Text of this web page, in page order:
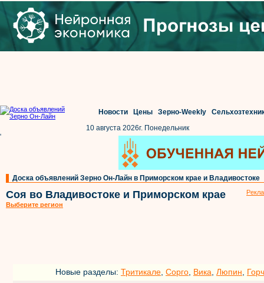
Новости Цены Зерно-Weekly
10 августа 2026г. Понедельник
'
Доска объявлений Зерно Он-Лайн в Приморском крае и Владивостоке
Соя во Владивостоке и Приморском крае
Выберите регион
Новые разделы: Тритикале Сорго Вика Люпин